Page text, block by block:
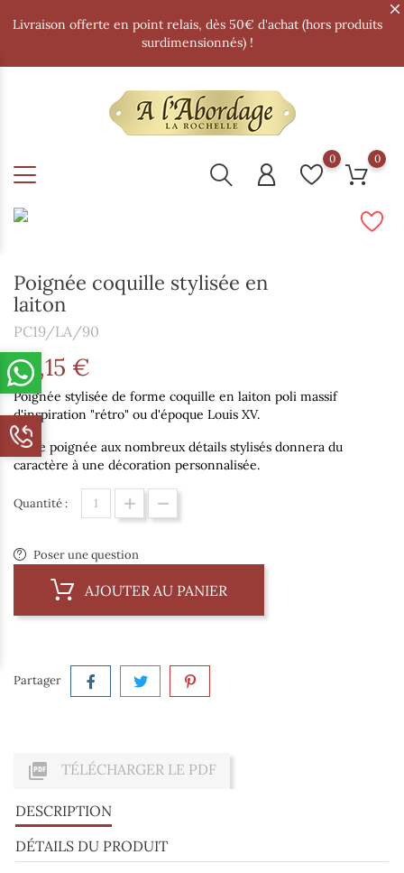
Livraison offerte en point relais, dès 50€ d'achat (hors produits
surdimensionnés) !
0 0
Poignée coquille stylisée en
laiton
PC19/LA/90
34,15 €
Poignée stylisée de forme coquille en laiton poli massif
d'inspiration "rétro" ou d'époque Louis XV.
Cette poignée aux nombreux détails stylisés donnera du
caractère à une décoration personnalisée.
Quantité :
Poser une question
AJOUTER AU PANIER
Partager
 TÉLÉCHARGER LE PDF
DESCRIPTION
DÉTAILS DU PRODUIT